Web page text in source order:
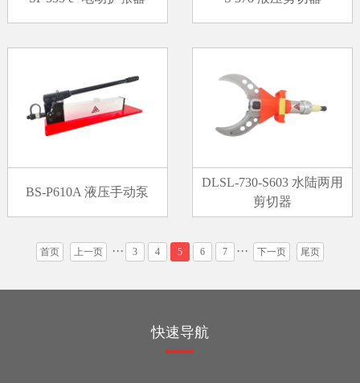
BS-P610A 液压手动泵
DLSL-730-S603 水陆两用
剪切器
首页 上一页 ··· 3 4 5 6 7 ··· 下一页 尾页
快速导航